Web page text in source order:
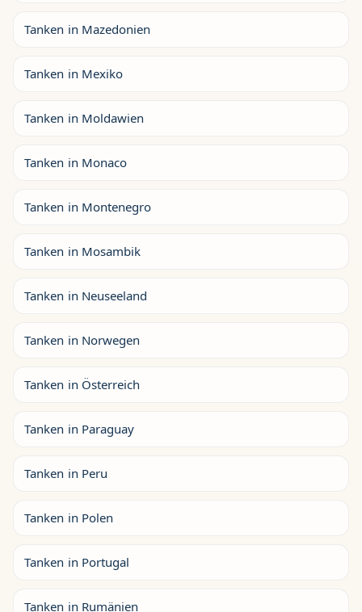
Tanken in Mazedonien
Tanken in Mexiko
Tanken in Moldawien
Tanken in Monaco
Tanken in Montenegro
Tanken in Mosambik
Tanken in Neuseeland
Tanken in Norwegen
Tanken in Österreich
Tanken in Paraguay
Tanken in Peru
Tanken in Polen
Tanken in Portugal
Tanken in Rumänien